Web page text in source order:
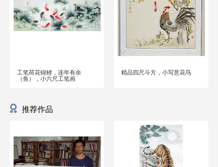
工笔荷花锦鲤，连年有余
（鱼），小六尺工笔画
精品四尺斗方，小写意花鸟
推荐作品